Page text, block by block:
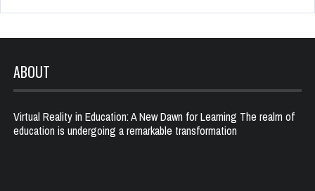
ABOUT
Virtual Reality in Education: A New Dawn for Learning The realm of
education is undergoing a remarkable transformation